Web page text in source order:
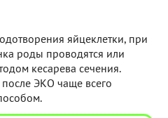
яйцеклетки, при
роды проводятся или
кесарева сечения.
ЭКО чаще всего